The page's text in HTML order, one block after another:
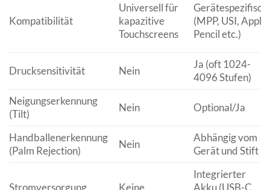
Kompatibilität
Universell für
kapazitive
Touchscreens
Gerätespezifisch
(MPP, USI, Apple
Pencil etc.)
Drucksensitivität Nein
Ja (oft 1024-
4096 Stufen)
Neigungserkennung
(Tilt)
Nein Optional/Ja
Handballenerkennung
(Palm Rejection)
Nein
Abhängig vom
Gerät und Stift
Stromversorgung Keine
Integrierter
Akku (USB-C,